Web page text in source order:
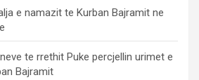
e namazit te Kurban Bajramit ne
te rrethit Puke percjellin urimet e
Bajramit